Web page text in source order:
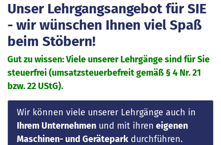
Unser Lehrgangsangebot für SIE
- wir wünschen Ihnen viel Spaß
beim Stöbern!
Gut zu wissen: Viele unserer Lehrgänge sind für Sie
steuerfrei (umsatzsteuerbefreit gemäß § 4 Nr. 21
bzw. 22 UStG).
Wir können viele unserer Lehrgänge auch in
Ihrem Unternehmenund mit ihren eigenen
Maschinen- und Geräteparkdurchführen.